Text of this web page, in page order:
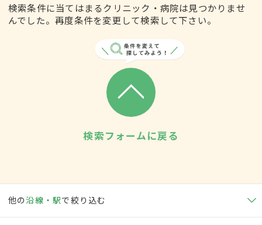
検索条件に当てはまるクリニック・病院は見つかりませ
んでした。再度条件を変更して検索して下さい。
検索フォームに戻る
他の沿線・駅で絞り込む